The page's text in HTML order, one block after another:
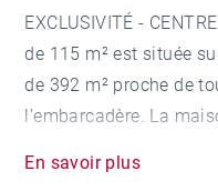
EXCLUSIVITÉ -
de 115 m² est située
de 392 m² proche de
l'embarcadère. La
Le rez-de-chaussée
En savoir plus